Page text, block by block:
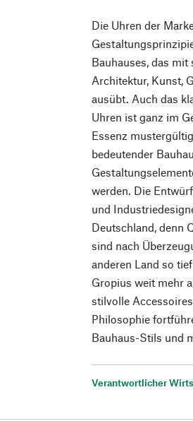
Die Uhren der
Bauhauses, das
Architektur, Kunst,
ausübt. Auch das
Uhren ist ganz im
Essenz
bedeutender
werden. Die
und
Deutschland, denn
sind nach
anderen Land so
Gropius weit mehr
stilvolle
Philosophie
Bauhaus-Stils und
Verantwortlicher